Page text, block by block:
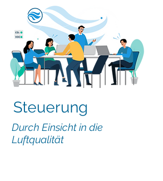
Steuerung
Durch Einsicht in die
Luftqualität